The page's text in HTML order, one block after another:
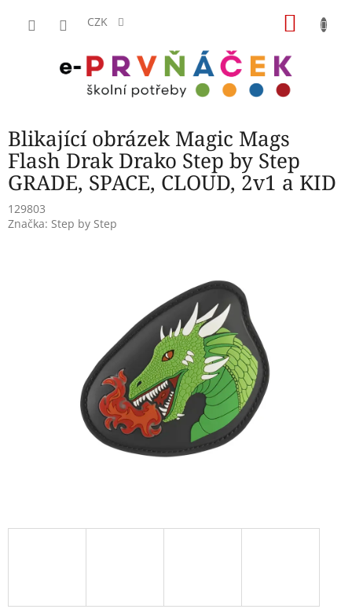
CZK
Blikající obrázek Magic Mags
Flash Drak Drako Step by Step
GRADE, SPACE, CLOUD, 2v1 a KID
129803
Značka: Step by Step